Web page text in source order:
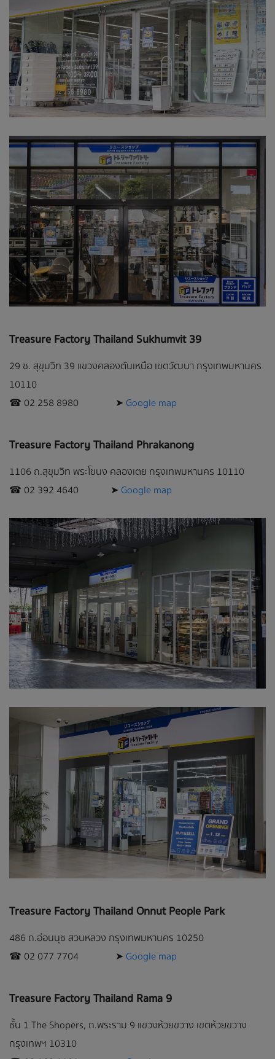
Treasure Factory Thailand Sukhumvit 39
29 ซ. สุขุมวิท 39 แขวงคลองตันเหนือ เขตวัฒนา กรุงเทพมหานคร
10110
☎︎ 02 258 8980 ➤ Google map
Treasure Factory Thailand Phrakanong
1106 ถ.สุขุมวิท พระโขนง คลองเตย กรุงเทพมหานคร 10110
☎︎ 02 392 4640 ➤ Google map
Treasure Factory Thailand Onnut People Park
486 ถ.อ่อนนุช สวนหลวง กรุงเทพมหานคร 10250
☎︎ 02 077 7704 ➤ Google map
Treasure Factory Thailand Rama 9
ชั้น 1 The Shopers, ถ.พระราม 9 แขวงห้วยขวาง เขตห้วยขวาง
กรุงเทพฯ 10310